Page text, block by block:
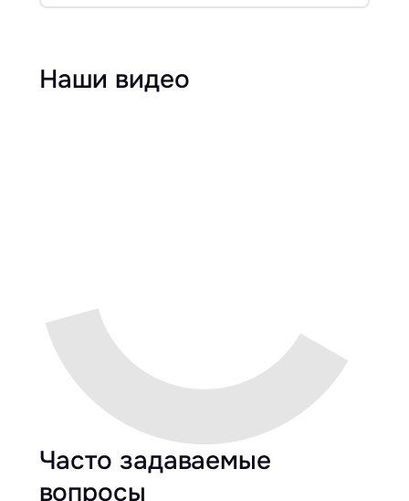
Наши видео
Часто задаваемые
вопросы